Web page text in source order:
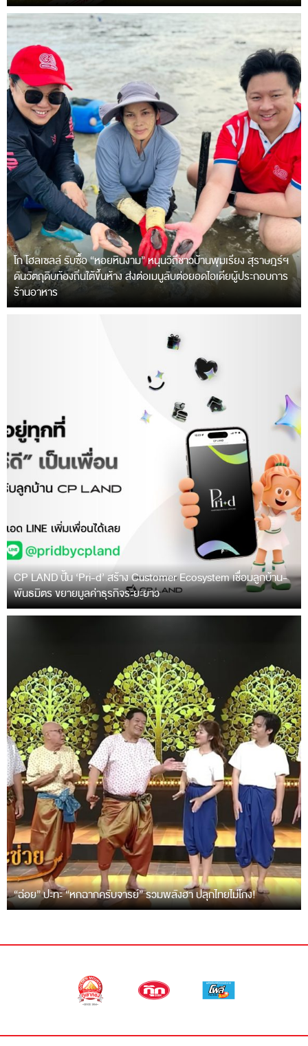
โก โฮลเซลล์ รับซื้อ “หอยหินงาม” หนุนวิถีชาวบ้านพุมเรียง สุราษฎร์ฯ
ดันวัตถุดิบท้องถิ่นใต้ขึ้นห้าง ส่งต่อเมนูลับต่อยอดไอเดียผู้ประกอบการ
ร้านอาหาร
CP LAND ปั้น ‘Pri-d’ สร้าง Customer Ecosystem เชื่อมลูกบ้าน-
พันธมิตร ขยายมูลค่าธุรกิจระยะยาว
“ฉ่อย” ปะทะ “หกฉากครับจารย์” รวมพลังฮา ปลุกไทยไม่โกง!